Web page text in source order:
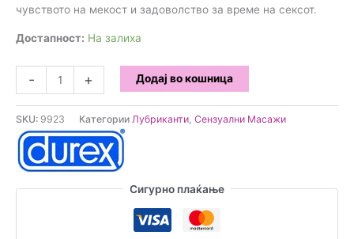
чувството на мекост и задоволство за време на сексот.
Достапност: На залиха
-
Гуарана
гел
2
во
1
+ Додај во кошница
SKU: 9923 Категории Лубриканти Сензуални Масажи
Сигурно плаќање